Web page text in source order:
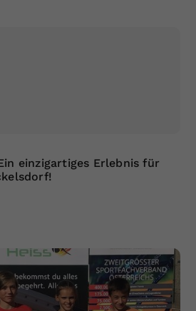
einzigartiges Erlebnis für